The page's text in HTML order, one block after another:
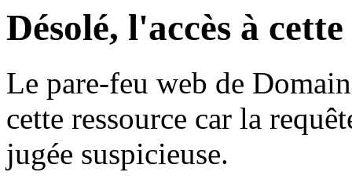
Désolé, l'accès à
Le pare-feu web de
cette ressource car la
jugée suspicieuse.